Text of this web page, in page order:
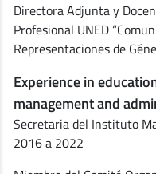
Directora Adjunta y
Profesional UNED
Representaciones de
Experience in
management and
Secretaria del Instituto
2016 a 2022